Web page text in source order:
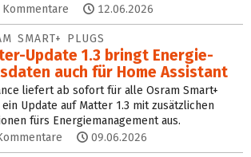
Kommentare 12.06.2026
SMART+ PLUGS
Update 1.3 bringt Energie-
auch für Home Assistant
liefert ab sofort für alle Osram Smart+
ein Update auf Matter 1.3 mit zusätzlichen
fürs Energiemanagement aus.
09.06.2026